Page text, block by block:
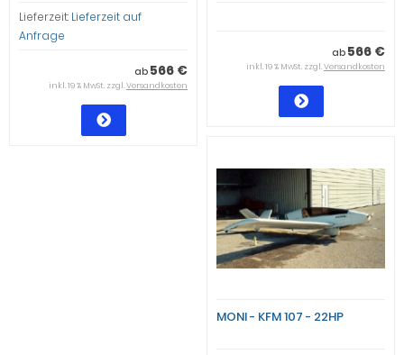
Lieferzeit: Lieferzeit auf
Anfrage
ab 566 €
inkl. 19 % MwSt. zzgl.Versandkosten
ab 566 €
inkl. 19 % MwSt. zzgl.Versandkosten
MONI - KFM 107 - 22HP